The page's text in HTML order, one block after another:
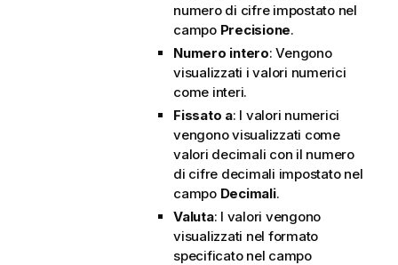
numero di cifre impostato nel
campo Precisione.
Numero intero: Vengono
visualizzati i valori numerici
come interi.
Fissato a: I valori numerici
vengono visualizzati come
valori decimali con il numero
di cifre decimali impostato nel
campo Decimali.
Valuta: I valori vengono
visualizzati nel formato
specificato nel campo